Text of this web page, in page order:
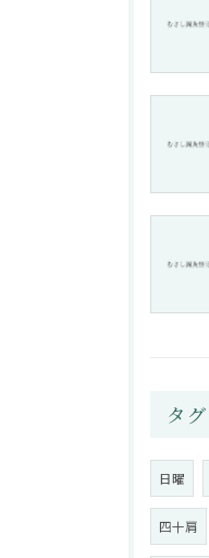
タグ
日曜
四十肩